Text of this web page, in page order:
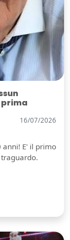
16/07/2026
anni! E' il primo